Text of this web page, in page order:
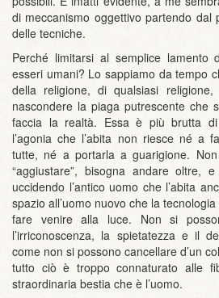
di meccanismo oggettivo partendo dal
delle tecniche.
Perché limitarsi al semplice lamento
esseri umani? Lo sappiamo da tempo
della religione, di qualsiasi
nascondere la piaga putrescente che
faccia la realtà. Essa è più brutta di
l’agonia che l’abita non riesce né a
tutte, né a portarla a guarigione.
“aggiustare”, bisogna andare oltre,
uccidendo l’antico uomo che l’abita
spazio all’uomo nuovo che la
fare venire alla luce. Non si
l’irriconoscenza, la spietatezza e il
come non si possono cancellare d’un
tutto ciò è troppo connaturato alle
straordinaria bestia che è l’uomo.